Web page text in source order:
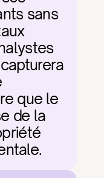
sans
que le
de la